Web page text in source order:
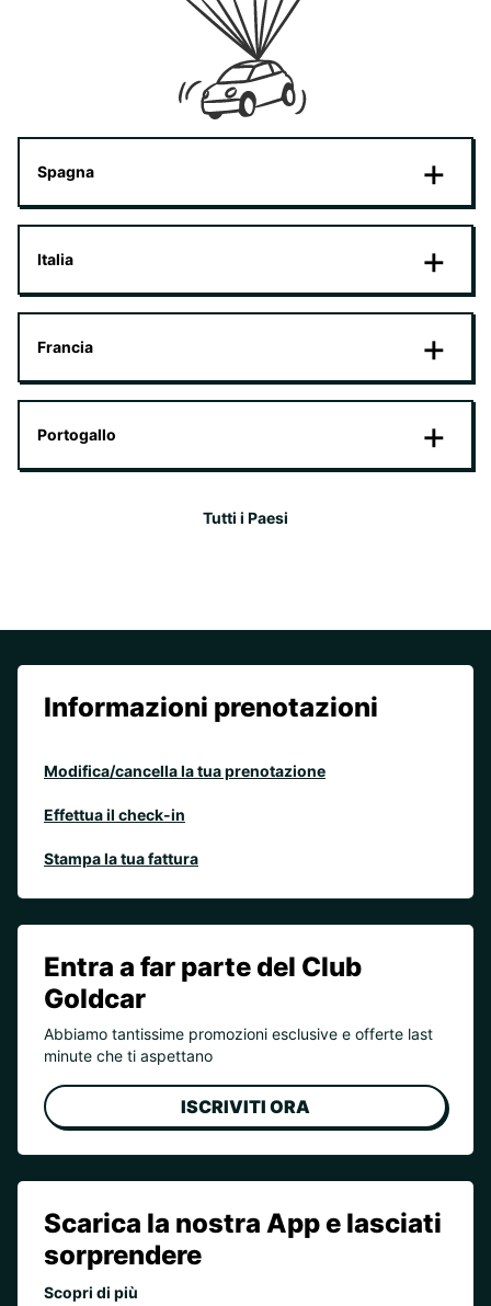
Spagna
Italia
Francia
Portogallo
Tutti i Paesi
Informazioni prenotazioni
Modifica/cancella la tua prenotazione
Effettua il check-in
Stampa la tua fattura
Entra a far parte del Club
Goldcar
Abbiamo tantissime promozioni esclusive e offerte last
minute che ti aspettano
ISCRIVITI ORA
Scarica la nostra App e lasciati
sorprendere
Scopri di più